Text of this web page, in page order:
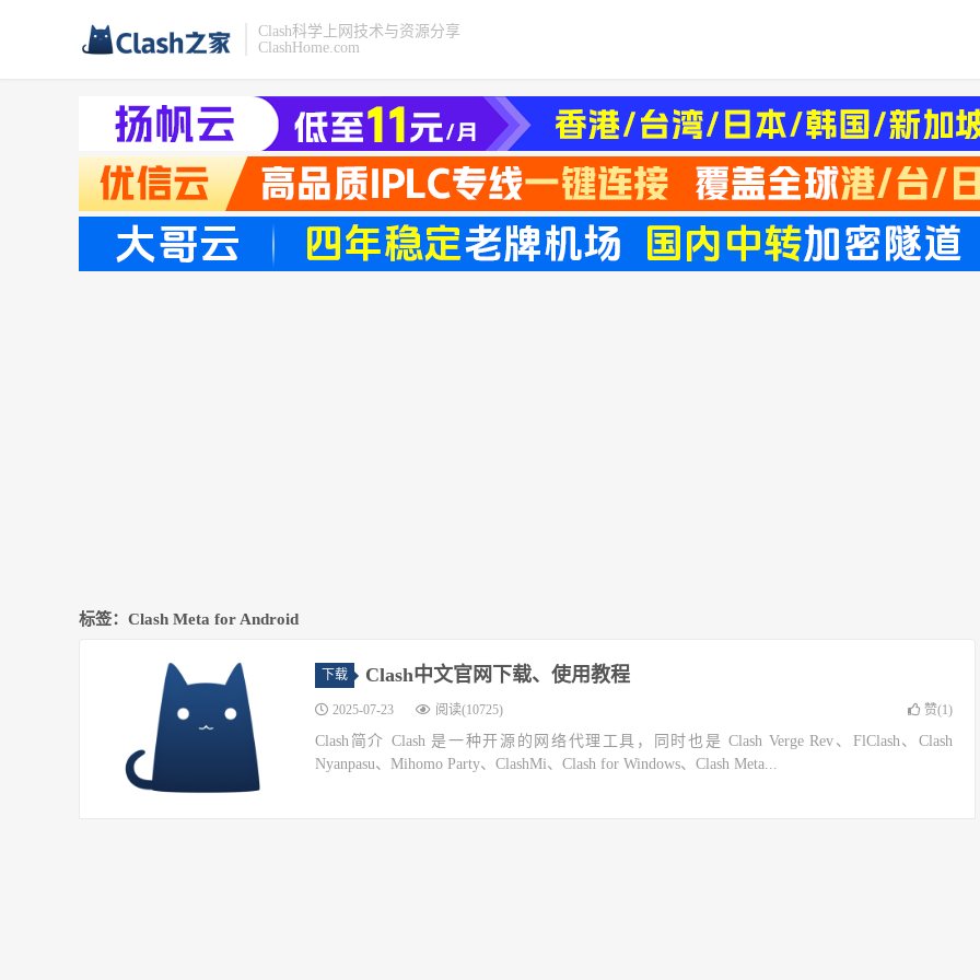
Clash科学上网技术与资源分享
ClashHome.com
标签：Clash Meta for Android
下载 Clash中文官网下载、使用教程
2025-07-23 阅读(10725) 赞(1)
Clash简介 Clash 是一种开源的网络代理工具，同时也是 Clash Verge Rev、FlClash、Clash
Nyanpasu、Mihomo Party、ClashMi、Clash for Windows、Clash Meta...